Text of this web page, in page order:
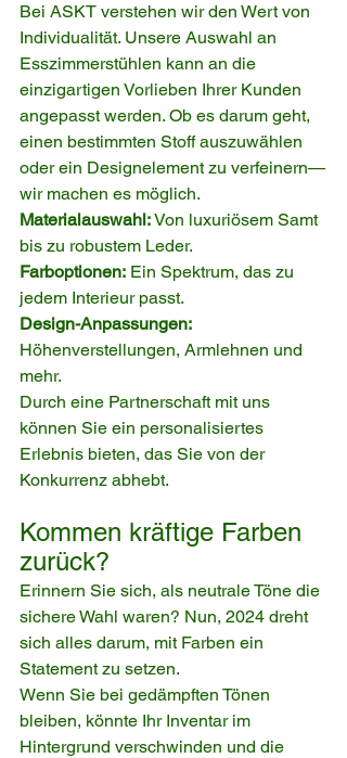
Bei ASKT verstehen wir den Wert von
Individualität. Unsere Auswahl an
Esszimmerstühlen kann an die
einzigartigen Vorlieben Ihrer Kunden
angepasst werden. Ob es darum geht,
einen bestimmten Stoff auszuwählen
oder ein Designelement zu verfeinern—
wir machen es möglich.
Materialauswahl: Von luxuriösem Samt
bis zu robustem Leder.
Farboptionen: Ein Spektrum, das zu
jedem Interieur passt.
Design-Anpassungen:
Höhenverstellungen, Armlehnen und
mehr.
Durch eine Partnerschaft mit uns
können Sie ein personalisiertes
Erlebnis bieten, das Sie von der
Konkurrenz abhebt.
Kommen kräftige Farben
zurück?
Erinnern Sie sich, als neutrale Töne die
sichere Wahl waren? Nun, 2024 dreht
sich alles darum, mit Farben ein
Statement zu setzen.
Wenn Sie bei gedämpften Tönen
bleiben, könnte Ihr Inventar im
Hintergrund verschwinden und die